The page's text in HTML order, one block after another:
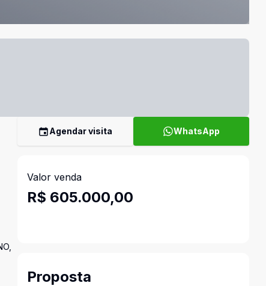
Agendar visita WhatsApp
Valor venda
R$ 605.000,00
Proposta